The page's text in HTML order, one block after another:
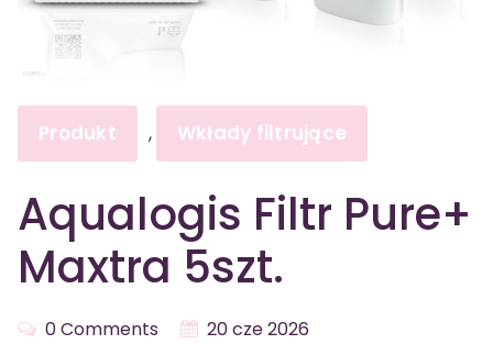
Produkt , Wkłady filtrujące
Aqualogis Filtr Pure+
Maxtra 5szt.
0 Comments 20 cze 2026